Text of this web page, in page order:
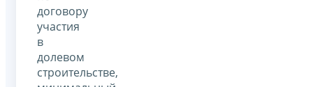
договору
участия
в
долевом
строительстве,